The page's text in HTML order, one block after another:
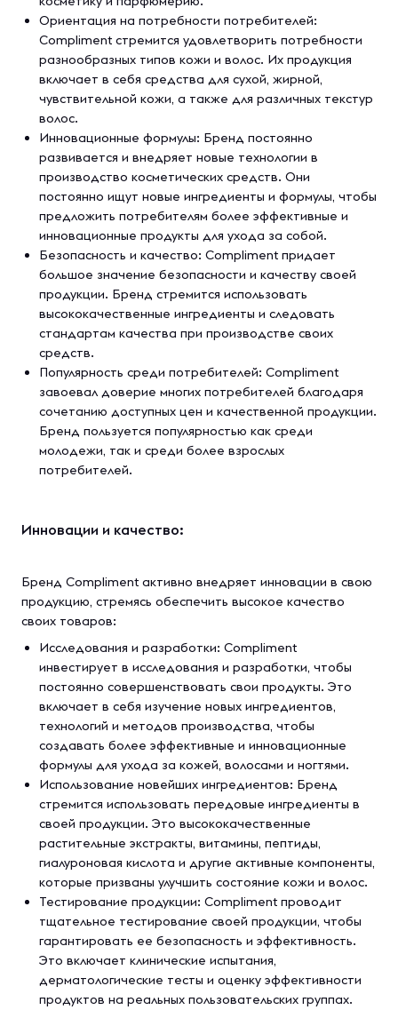
Ориентация на потребности потребителей:
Compliment стремится удовлетворить потребности
разнообразных типов кожи и волос. Их продукция
включает в себя средства для сухой, жирной,
чувствительной кожи, а также для различных текстур
волос.
Инновационные формулы: Бренд постоянно
развивается и внедряет новые технологии в
производство косметических средств. Они
постоянно ищут новые ингредиенты и формулы, чтобы
предложить потребителям более эффективные и
инновационные продукты для ухода за собой.
Безопасность и качество: Compliment придает
большое значение безопасности и качеству своей
продукции. Бренд стремится использовать
высококачественные ингредиенты и следовать
стандартам качества при производстве своих
средств.
Популярность среди потребителей: Compliment
завоевал доверие многих потребителей благодаря
сочетанию доступных цен и качественной продукции.
Бренд пользуется популярностью как среди
молодежи, так и среди более взрослых
потребителей.
Инновации и качество:
Бренд Compliment активно внедряет инновации в свою
продукцию, стремясь обеспечить высокое качество
своих товаров:
Исследования и разработки: Compliment
инвестирует в исследования и разработки, чтобы
постоянно совершенствовать свои продукты. Это
включает в себя изучение новых ингредиентов,
технологий и методов производства, чтобы
создавать более эффективные и инновационные
формулы для ухода за кожей, волосами и ногтями.
Использование новейших ингредиентов: Бренд
стремится использовать передовые ингредиенты в
своей продукции. Это высококачественные
растительные экстракты, витамины, пептиды,
гиалуроновая кислота и другие активные компоненты,
которые призваны улучшить состояние кожи и волос.
Тестирование продукции: Compliment проводит
тщательное тестирование своей продукции, чтобы
гарантировать ее безопасность и эффективность.
Это включает клинические испытания,
дерматологические тесты и оценку эффективности
продуктов на реальных пользовательских группах.